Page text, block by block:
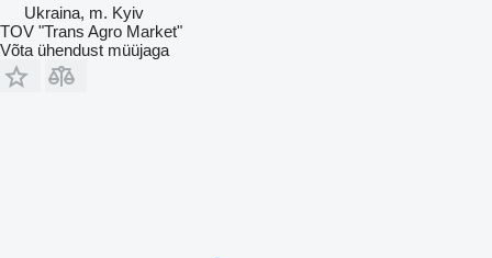
Ukraina, m. Kyiv
TOV "Trans Agro Market"
Võta ühendust müüjaga